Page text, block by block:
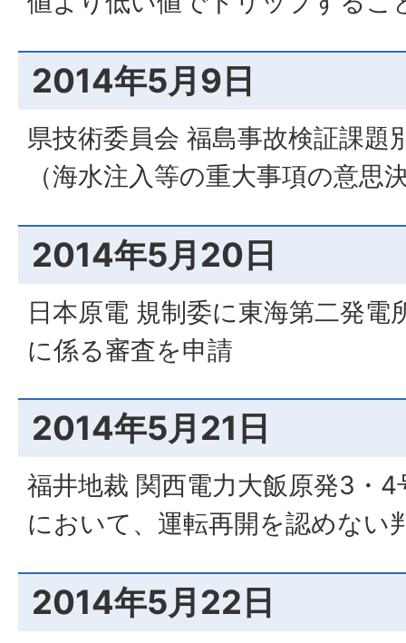
2014年5月9日
県技術委員会 福島事故検証課題
（海水注入等の重大事項の意思
2014年5月20日
日本原電 規制委に東海第二発電
に係る審査を申請
2014年5月21日
福井地裁 関西電力大飯原発3・
において、運転再開を認めない
2014年5月22日